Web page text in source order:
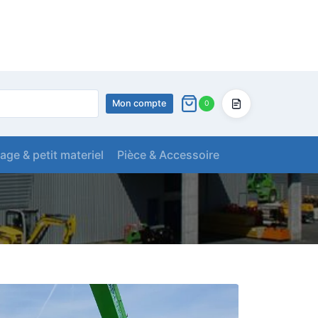
Mon compte 0
Devis
& petit materiel Pièce & Accessoire